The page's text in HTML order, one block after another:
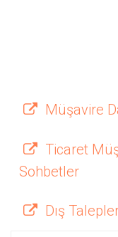
Müşavire
Ticaret
Sohbetler
Dış